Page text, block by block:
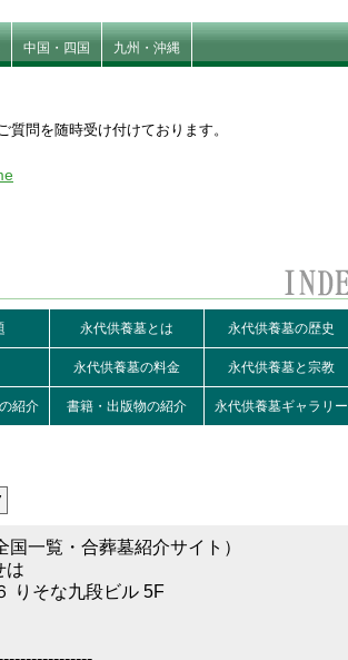
中国・四国 九州・沖縄
問を随時受け付けております。
永代供養墓とは 永代供養墓の歴史
永代供養墓の料金 永代供養墓と宗教
紹介 書籍・出版物の紹介 永代供養墓ギャラリー
一覧・合葬墓紹介サイト）
は
りそな九段ビル 5F